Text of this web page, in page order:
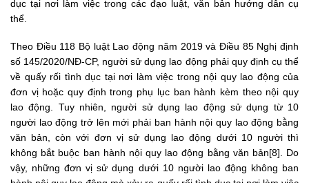
dục tại nơi làm việc trong các đạo luật, văn bản hướng dẫn cụ
thể.
Theo Điều 118 Bộ luật Lao động năm 2019 và Điều 85 Nghị định
số 145/2020/NĐ-CP, người sử dụng lao động phải quy định cụ thể
về quấy rối tình dục tại nơi làm việc trong nội quy lao động của
đơn vị hoặc quy định trong phụ lục ban hành kèm theo nội quy
lao động. Tuy nhiên, người sử dụng lao động sử dụng từ 10
người lao động trở lên mới phải ban hành nội quy lao động bằng
văn bản, còn với đơn vị sử dụng lao động dưới 10 người thì
không bắt buộc ban hành nội quy lao động bằng văn bản[8]. Do
vậy, những đơn vị sử dụng dưới 10 người lao động không ban